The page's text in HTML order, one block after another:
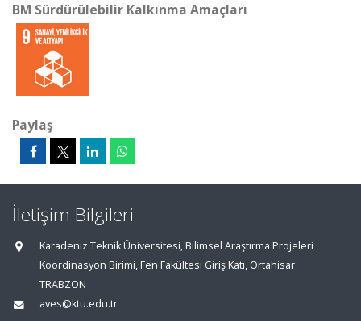
BM Sürdürülebilir Kalkınma Amaçları
Paylaş
İletişim Bilgileri
Karadeniz Teknik Üniversitesi, Bilimsel Araştırma Projeleri
Koordinasyon Birimi, Fen Fakültesi Giriş Katı, Ortahisar
TRABZON
aves@ktu.edu.tr